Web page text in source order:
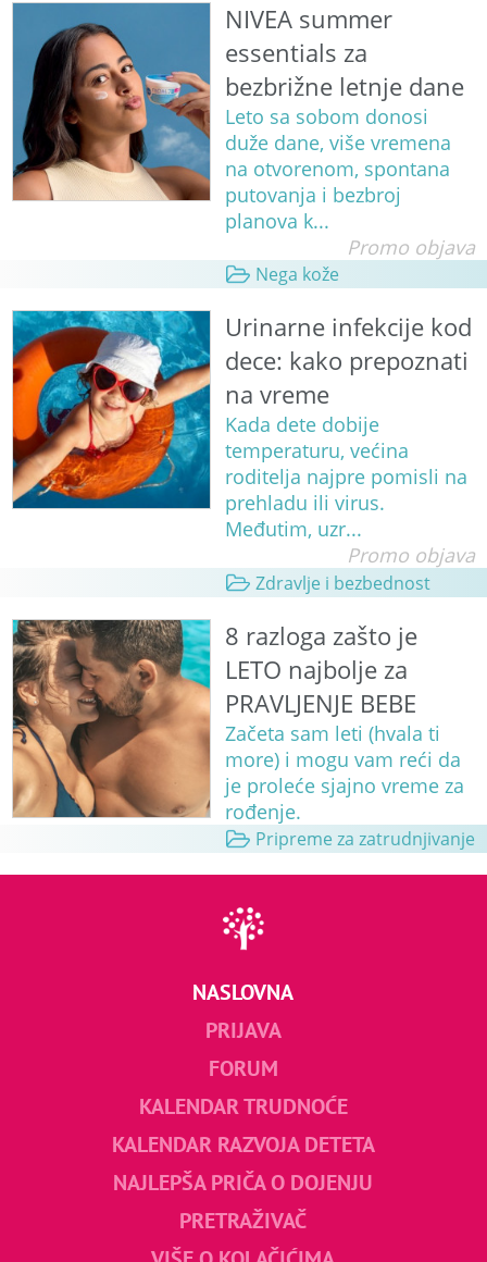
NIVEA summer
essentials za
bezbrižne letnje dane
Leto sa sobom donosi
duže dane, više vremena
na otvorenom, spontana
putovanja i bezbroj
planova k...
Promo objava
Nega kože
Urinarne infekcije kod
dece: kako prepoznati
na vreme
Kada dete dobije
temperaturu, većina
roditelja najpre pomisli na
prehladu ili virus.
Međutim, uzr...
Promo objava
Zdravlje i bezbednost
8 razloga zašto je
LETO najbolje za
PRAVLJENJE BEBE
Začeta sam leti (hvala ti
more) i mogu vam reći da
je proleće sjajno vreme za
rođenje.
Pripreme za zatrudnjivanje
NASLOVNA
PRIJAVA
FORUM
KALENDAR TRUDNOĆE
KALENDAR RAZVOJA DETETA
NAJLEPŠA PRIČA O DOJENJU
PRETRAŽIVAČ